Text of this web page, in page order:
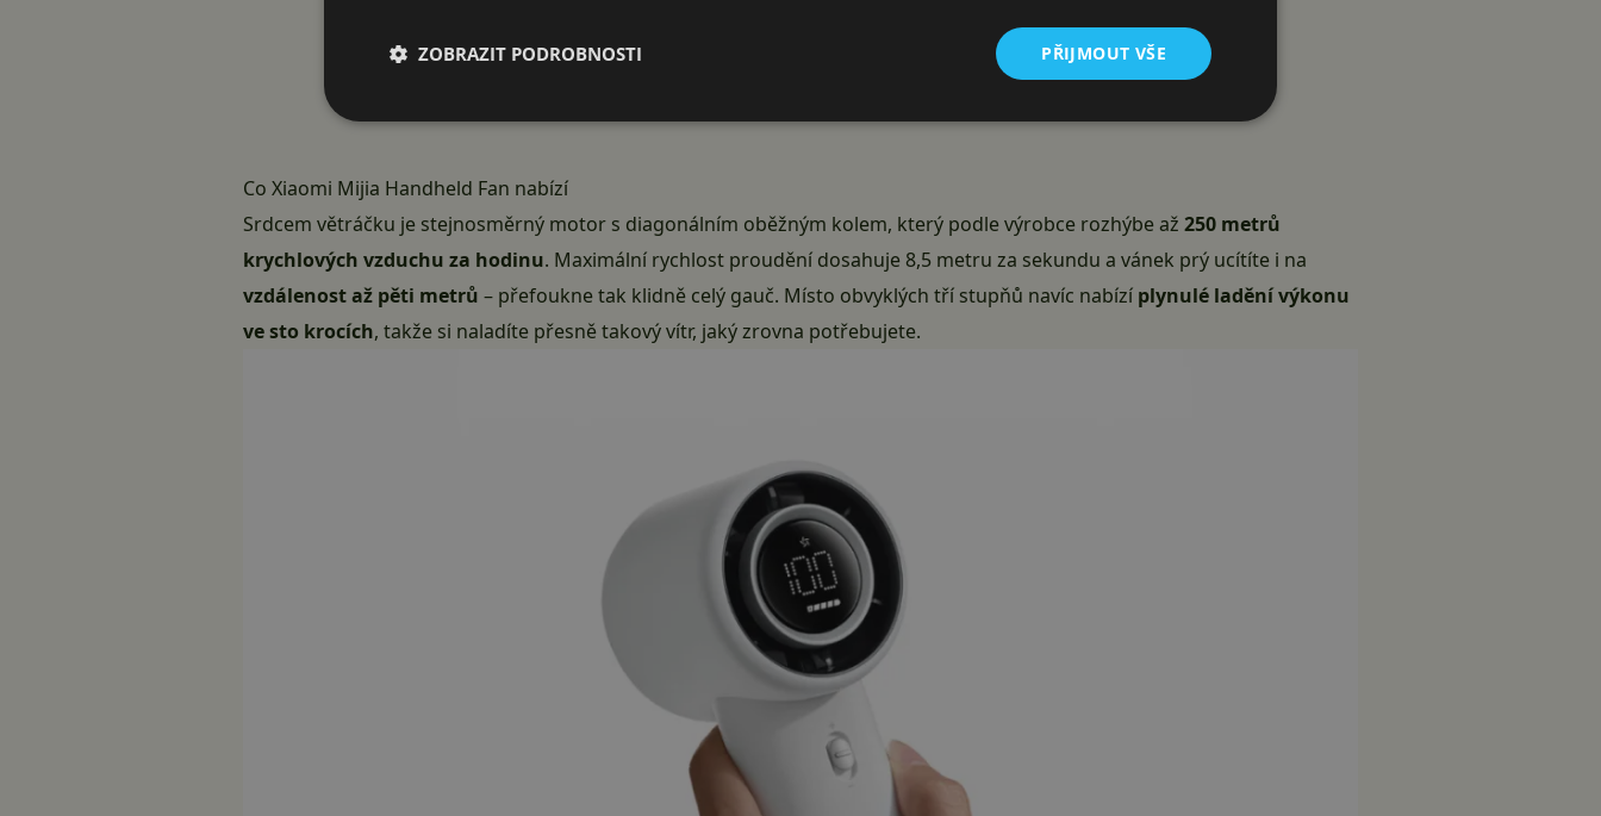
Co Xiaomi Mijia Handheld Fan nabízí
Srdcem větráčku je stejnosměrný motor s diagonálním oběžným kolem, který podle výrobce rozhýbe až 250 metrů
krychlových vzduchu za hodinu. Maximální rychlost proudění dosahuje 8,5 metru za sekundu a vánek prý ucítíte i na
vzdálenost až pěti metrů – přefoukne tak klidně celý gauč. Místo obvyklých tří stupňů navíc nabízí plynulé ladění výkonu
ve sto krocích, takže si naladíte přesně takový vítr, jaký zrovna potřebujete.
PŘIJMOUT VŠE
ZOBRAZIT PODROBNOSTI